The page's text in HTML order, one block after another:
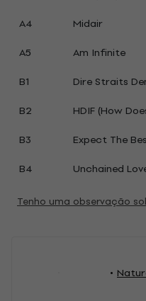
A4
Midair
A5
Am Infinite
B1
Dire Straits
B2
HDIF (How
B3
Expect The
B4
Unchained
Tenho uma observação